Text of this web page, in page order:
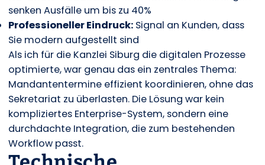
senken Ausfälle um bis zu 40%
Professioneller Eindruck:Signal an Kunden, dass
Sie modern aufgestellt sind
Als ich für die Kanzlei Siburg die digitalen Prozesse
optimierte, war genau das ein zentrales Thema:
Mandantentermine effizient koordinieren, ohne das
Sekretariat zu überlasten. Die Lösung war kein
kompliziertes Enterprise-System, sondern eine
durchdachte Integration, die zum bestehenden
Workflow passt.